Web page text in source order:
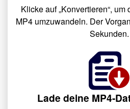
Klicke auf „Konvertieren“,
MP4 umzuwandeln. Der
Sekunden.
Lade deine MP4-